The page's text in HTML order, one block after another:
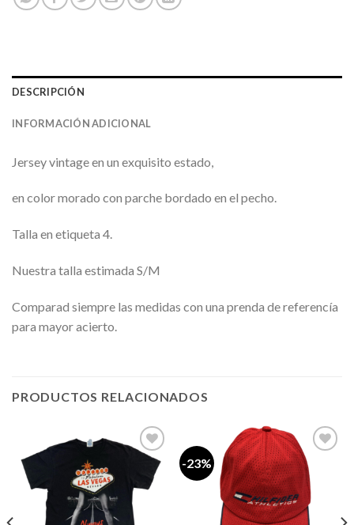
DESCRIPCIÓN
INFORMACIÓN ADICIONAL
Jersey vintage en un exquisito estado,
en color morado con parche bordado en el pecho.
Talla en etiqueta 4.
Nuestra talla estimada S/M
Comparad siempre las medidas con una prenda de referencía
para mayor acierto.
PRODUCTOS RELACIONADOS
Añadir
lista de
deseos
-23%
Añadir
lista de
deseos